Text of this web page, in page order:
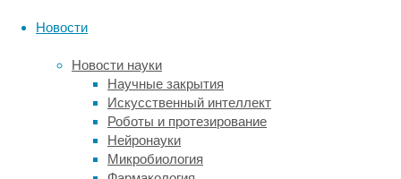
Новости
Новости науки
Научные закрытия
Искусственный интеллект
Роботы и протезирование
Нейронауки
Микробиология
развития
заболеваний
далеко
не
всегда
становятся
мутации